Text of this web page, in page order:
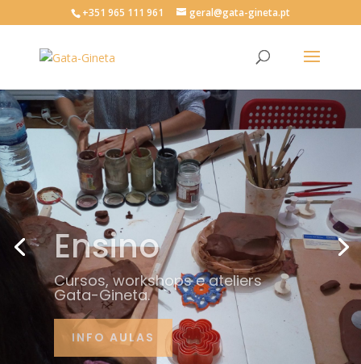
+351 965 111 961 geral@gata-gineta.pt
Ensino
Cursos, workshops e ateliers
Gata-Gineta.
INFO AULAS